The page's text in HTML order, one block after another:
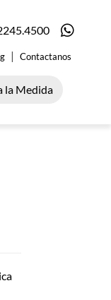
| Contactanos
la Medida